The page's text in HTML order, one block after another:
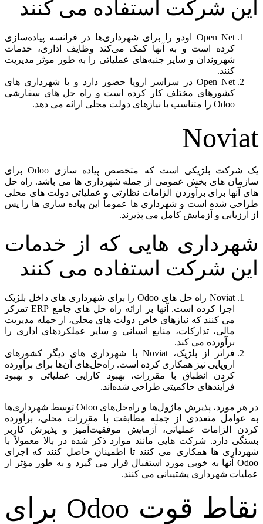
این شرکت استفاده می کنند
Open Net اودو را برای شهرداری‌ها در فرانسه پیاده‌سازی
کرده است و به آنها کمک می‌کند وظایف اداری، خدمات
شهروندان و سایر جنبه‌های عملیاتی را به طور موثر مدیریت
کنند.
Open Net در سراسر اروپا حضور دارد و با شهرداری های
کشورهای مختلف کار کرده است و راه حل های سفارشی
Odoo را متناسب با نیازهای دولت محلی ارائه می دهد.
Noviat
یک شرکت بلژیکی است که متخصص پیاده سازی Odoo برای
سازمان های بخش عمومی از جمله شهرداری ها می باشد. راه حل
های آنها برای برآوردن الزامات نظارتی و عملیاتی دولت های محلی
طراحی شده است و شهرداری ها عموماً این پیاده سازی ها را پس
از ارزیابی و آزمایش کامل می پذیرند.
شهرداری هایی که از خدمات
این شرکت استفاده می کنند
Noviat راه حل های Odoo را برای شهرداری های داخل بلژیک
اجرا کرده است. آنها بر ارائه راه حل های جامع ERP تمرکز
می کنند که نیازهای خاص دولت های محلی، از جمله مدیریت
مالی، تدارکات، منابع انسانی و سایر عملکردهای اداری را
برآورده می کند.
فراتر از بلژیک، Noviat با شهرداری های دیگر کشورهای
اروپایی نیز همکاری کرده است. راه‌حل‌های آن‌ها برای برآورده
کردن انطباق با مقررات، بهبود کارایی عملیاتی و بهبود
فرآیندهای حاکمیتی طراحی شده‌اند.
در هر مورد، پذیرش ماژول‌ها و راه‌حل‌های Odoo توسط شهرداری‌ها
به عوامل متعددی از جمله مطابقت با مقررات محلی، برآورده
کردن الزامات عملیاتی، آزمایش موفقیت‌آمیز و پذیرش کاربر
بستگی دارد. شرکت هایی مانند موارد ذکر شده در بالا معمولاً با
شهرداری ها همکاری می کنند تا اطمینان حاصل کنند که اجرای
Odoo آنها به خوبی مورد استقبال قرار می گیرد و به طور مؤثر از
عملیات شهرداری پشتیبانی می کنند.
نقاط قوت Odoo برای